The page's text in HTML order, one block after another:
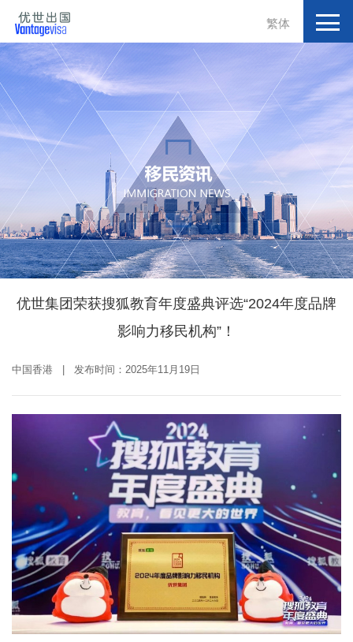
繁体
优世集团荣获搜狐教育年度盛典评选“2024年度品牌
影响力移民机构”！
中国香港 | 发布时间：2025年11月19日